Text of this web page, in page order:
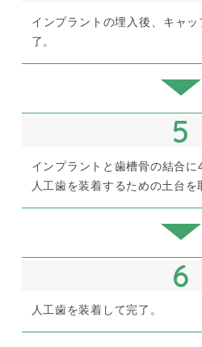
インプラントの埋入後、キャ
了。
5
インプラントと歯槽骨の結合に
人工歯を装着するための土台を
6
人工歯を装着して完了。